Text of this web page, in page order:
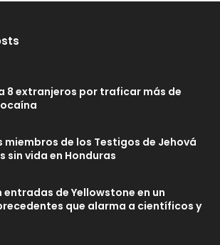
8 extranjeros por traficar más de
miembros de los Testigos de Jehová
sin vida en Honduras
entradas de Yellowstone en un
que alarma a científicos y